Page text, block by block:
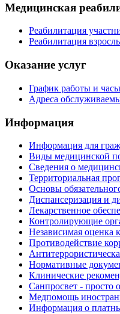
Медицинская
Реабилитация
Реабилитация
Оказание услуг
График работы и
Адреса
Информация
Информация для
Виды медицинской
Сведения о
Территориальная
Основы
Диспансеризация и
Лекарственное
Контролирующие
Независимая оценка
Противодействие
Нормативные
Клинические
Санпросвет - просто
Медпомощь
Информация о